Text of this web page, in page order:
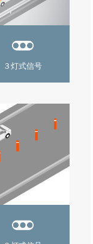
３灯式信号